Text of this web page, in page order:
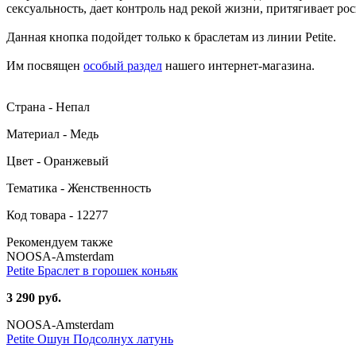
сексуальность, дает контроль над рекой жизни, притягивает
Данная кнопка подойдет только к браслетам из линии Petite.
Им посвящен особый раздел нашего интернет-магазина.
Страна - Непал
Материал - Медь
Цвет - Оранжевый
Тематика - Женственность
Код товара - 12277
Рекомендуем также
NOOSA-Amsterdam
Petite Браслет в горошек коньяк
3 290 руб.
NOOSA-Amsterdam
Petite Ошун Подсолнух латунь